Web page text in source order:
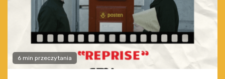
6 min przeczytania